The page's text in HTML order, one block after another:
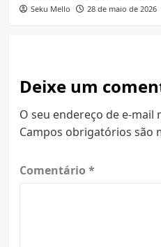
Seku Mello 28 de maio de 2026
Deixe um
O seu endereço de e-mail
Campos obrigatórios são
Comentário *